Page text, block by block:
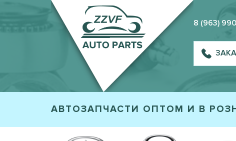
8 (963)
АВТОЗАПЧАСТИ ОПТОМ И В